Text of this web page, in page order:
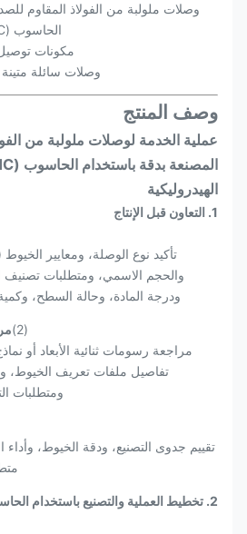
وصلات ملولبة من الفولاذ المقاوم
الحاسوب (CNC) لأنظمة الهيدروليكية
مكونات
وصلات سائلة متينة
وصف المنتج
عملية الخدمة لوصلات ملولبة من
الهيدروليكية
1. التعاون قبل الإنتاج
والحجم الاسمي، ومتطلبات تصنيف
ودرجة المادة، وحالة السطح،
(2)
تفاصيل ملفات تعريف الخيوط،
ومتطلبات
تقييم جدوى التصنيع، ودقة الخيوط، وأداء
2. تخطيط العملية والتصنيع باستخدام الحاسوب (CNC)